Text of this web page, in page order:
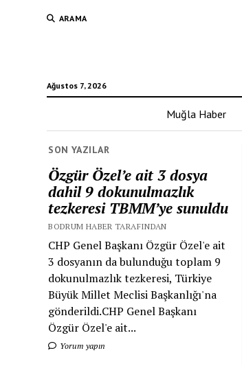
ARAMA
Ağustos 7, 2026
Muğla Haber
SON YAZILAR
Özgür Özel’e ait 3 dosya
dahil 9 dokunulmazlık
tezkeresi TBMM’ye sunuldu
BODRUM HABER TARAFINDAN
CHP Genel Başkanı Özgür Özel'e ait
3 dosyanın da bulunduğu toplam 9
dokunulmazlık tezkeresi, Türkiye
Büyük Millet Meclisi Başkanlığı'na
gönderildi.CHP Genel Başkanı
Özgür Özel'e ait...
Yorum yapın